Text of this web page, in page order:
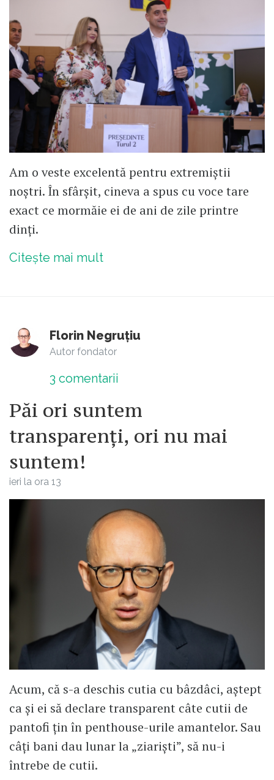
Am o veste excelentă pentru extremiștii
noștri. În sfârșit, cineva a spus cu voce tare
exact ce mormăie ei de ani de zile printre
dinți.
Citește mai mult
Florin Negruțiu
Autor fondator
3 comentarii
Păi ori suntem
transparenți, ori nu mai
suntem!
ieri la ora 13
Acum, că s-a deschis cutia cu bâzdâci, aștept
ca și ei să declare transparent câte cutii de
pantofi țin în penthouse-urile amantelor. Sau
câți bani dau lunar la „ziariști”, să nu-i
întrebe de cutii.